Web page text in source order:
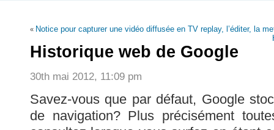
« Notice pour capturer une vidéo diffusée en TV replay, l’éditer, la
Historique web de Google
30th mai 2012, 11:09 pm
Savez-vous que par défaut, Google
de navigation? Plus précisément